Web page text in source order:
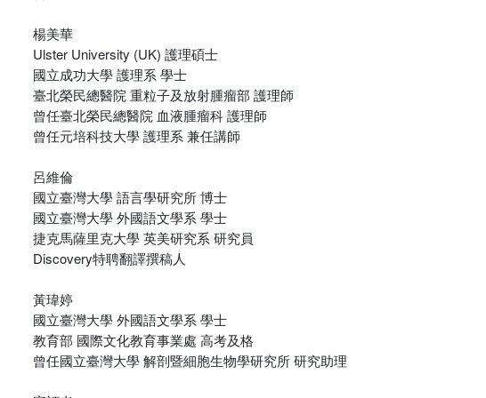
楊美華
Ulster University (UK) 護理碩士
國立成功大學 護理系 學士
臺北榮民總醫院 重粒子及放射腫瘤部 護理師
曾任臺北榮民總醫院 血液腫瘤科 護理師
曾任元培科技大學 護理系 兼任講師
呂維倫
國立臺灣大學 語言學研究所 博士
國立臺灣大學 外國語文學系 學士
捷克馬薩里克大學 英美研究系 研究員
Discovery特聘翻譯撰稿人
黃瑋婷
國立臺灣大學 外國語文學系 學士
教育部 國際文化教育事業處 高考及格
曾任國立臺灣大學 解剖暨細胞生物學研究所 研究助理